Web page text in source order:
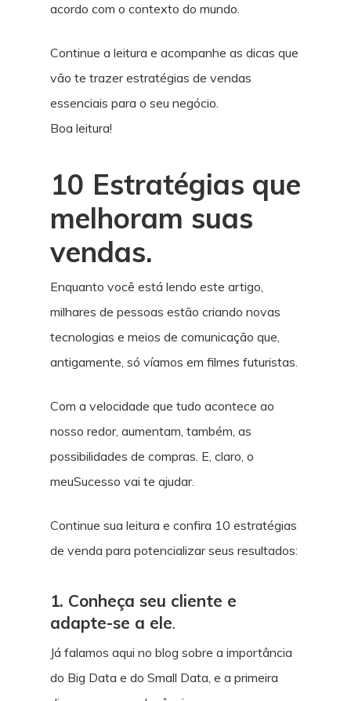
acordo com o contexto do mundo.
Continue a leitura e acompanhe as dicas que
vão te trazer estratégias de vendas
essenciais para o seu negócio.
Boa leitura!
10 Estratégias que
melhoram suas
vendas.
Enquanto você está lendo este artigo,
milhares de pessoas estão criando novas
tecnologias e meios de comunicação que,
antigamente, só víamos em filmes futuristas.
Com a velocidade que tudo acontece ao
nosso redor, aumentam, também, as
possibilidades de compras. E, claro, o
meuSucesso vai te ajudar.
Continue sua leitura e confira 10 estratégias
de venda para potencializar seus resultados:
1. Conheça seu cliente e
adapte-se a ele.
Já falamos aqui no blog sobre a importância
do Big Data e do Small Data, e a primeira